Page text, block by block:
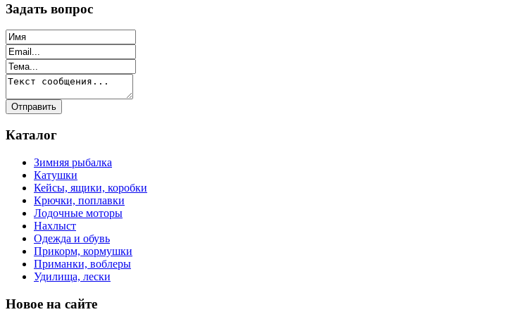
Задать вопрос
Каталог
Зимняя рыбалка
Катушки
Кейсы, ящики, коробки
Крючки, поплавки
Лодочные моторы
Нахлыст
Одежда и обувь
Прикорм, кормушки
Приманки, воблеры
Удилища, лески
Новое на сайте